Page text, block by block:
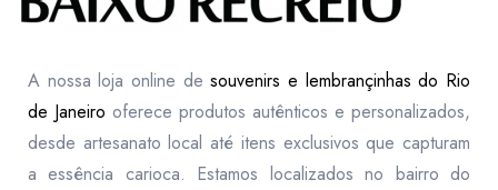
A nossa loja online desouvenirs e lembrançinhas do Rio
de Janeiro oferece produtos autênticos e personalizados,
desde artesanato local até itens exclusivos que capturam
a essência carioca. Estamos localizados no bairro do